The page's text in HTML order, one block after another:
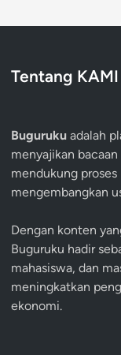
Tentang KAMI
Buguruku adalah
menyajikan
mendukung
mengembangkan
Dengan konten
Buguruku hadir
mahasiswa, dan
meningkatkan
ekonomi.